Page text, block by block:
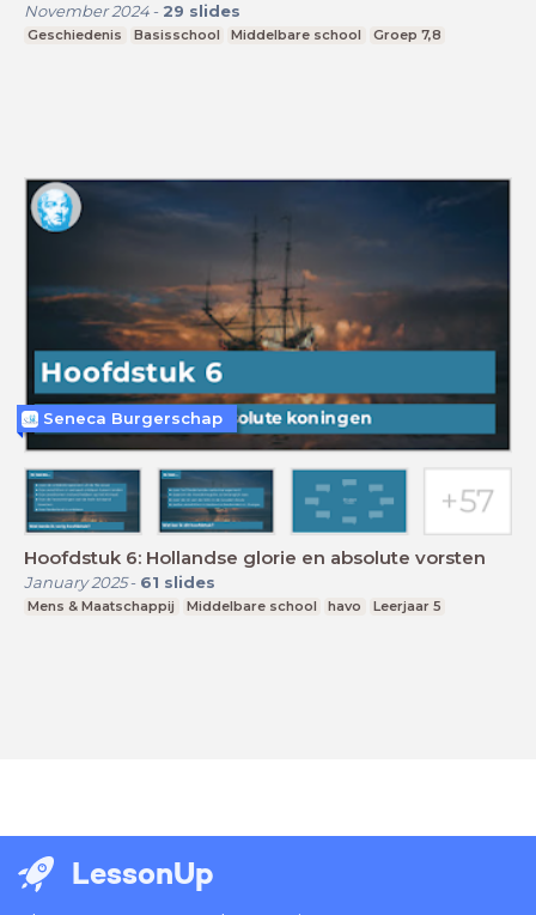
November 2024- 29 slides
Geschiedenis Basisschool Middelbare school Groep 7,8
Hoofdstuk 6: Hollandse glorie en absolute vorsten
January 2025- 61 slides
Mens & Maatschappij Middelbare school havo Leerjaar 5
Seneca Burgerschap
LessonUp